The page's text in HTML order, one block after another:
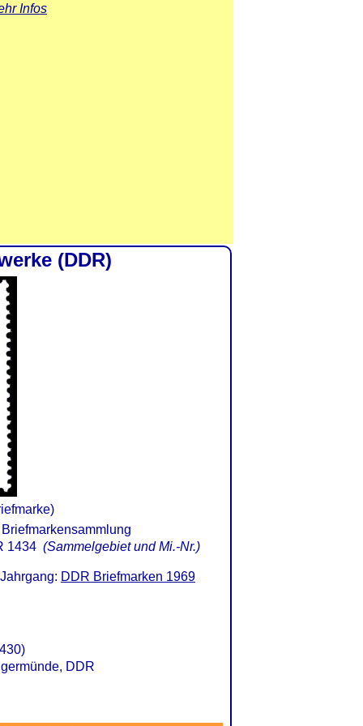
Infos
(DDR)
1434(Sammelgebiet und Mi.-Nr.)
DDR Briefmarken 1969
DDR